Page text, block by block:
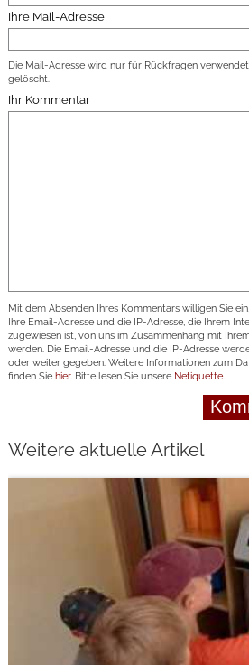
Ihre Mail-Adresse
Die Mail-Adresse wird nur für Rückfragen
gelöscht.
Ihr Kommentar
Mit dem Absenden Ihres Kommentars willigen Sie
Ihre Email-Adresse und die IP-Adresse, die Ihrem
zugewiesen ist, von uns im Zusammenhang mit
werden. Die Email-Adresse und die IP-Adresse
oder weiter gegeben. Weitere Informationen zum
finden Sie hier. Bitte lesen Sie unsere Netiquette.
Weitere aktuelle Artikel
weiterlesen